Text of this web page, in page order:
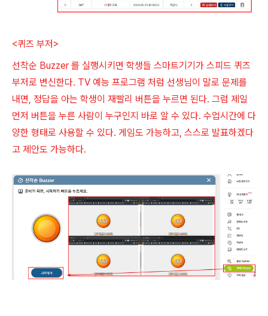
<퀴즈 부저>
선착순 Buzzer 를 실행시키면 학생들 스마트기기가 스피드 퀴즈
부저로 변신한다. TV 예능 프로그램 처럼 선생님이 말로 문제를
내면, 정답을 아는 학생이 재빨리 버튼을 누르면 된다. 그럼 제일
먼저 버튼을 누른 사람이 누구인지 바로 알 수 있다. 수업시간에 다
양한 형태로 사용할 수 있다. 게임도 가능하고, 스스로 발표하겠다
고 제안도 가능하다.